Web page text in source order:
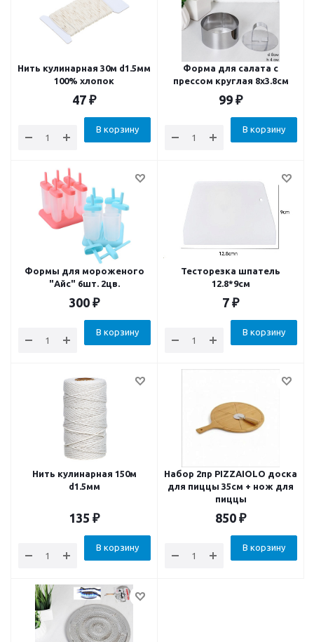
Нить кулинарная 30м d1.5мм
100% хлопок
47 ₽
В корзину
Форма для салата с
прессом круглая 8х3.8см
99 ₽
В корзину
Формы для мороженого
"Айс" 6шт. 2цв.
300 ₽
В корзину
Тесторезка шпатель
12.8*9см
7 ₽
В корзину
Нить кулинарная 150м
d1.5мм
135 ₽
В корзину
Набор 2пр PIZZAIOLO доска
для пиццы 35см + нож для
пиццы
850 ₽
В корзину